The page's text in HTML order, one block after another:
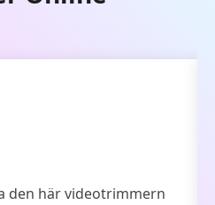
Merger Online är ett